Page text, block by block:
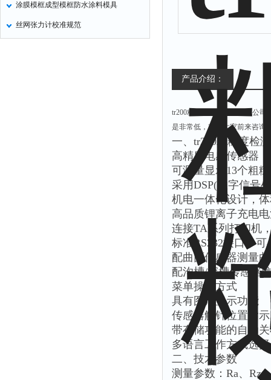
涂膜模框成型模框防水涂料模具
丝网张力计校准规范
产品介绍：
tr200粗糙度检测仪是时代公
是非常低，欢迎大家前来咨询
一、tr200粗糙度检
高精度电感传感器
可测量显示13个粗
采用DSP(数字信号
机电一体化设计，
高品质锂离子充电
连接TA系列打印机
标准RS232接口，可
配曲面传感器测量
配沟槽/深槽传感器
菜单操作方式
具有图形显示功能
传感器触针位置指示
带存储功能的自动
多语言工作方式选择
二、技术参数
测量参数：Ra、Rz